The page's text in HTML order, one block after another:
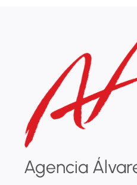
Agencia